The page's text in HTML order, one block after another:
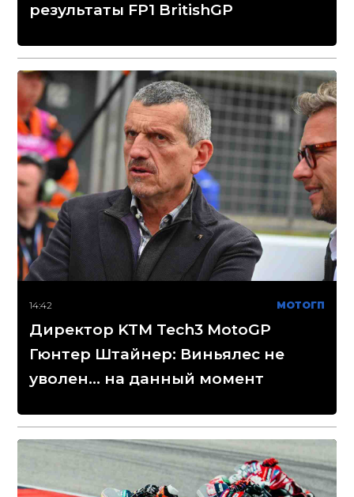
результаты FP1 BritishGP
14:42 МОТОГП
Директор KTM Tech3 MotoGP
Гюнтер Штайнер: Виньялес не
уволен... на данный момент